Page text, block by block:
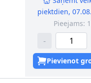
piektdien,
Pieejams: 1
-
Pievienot